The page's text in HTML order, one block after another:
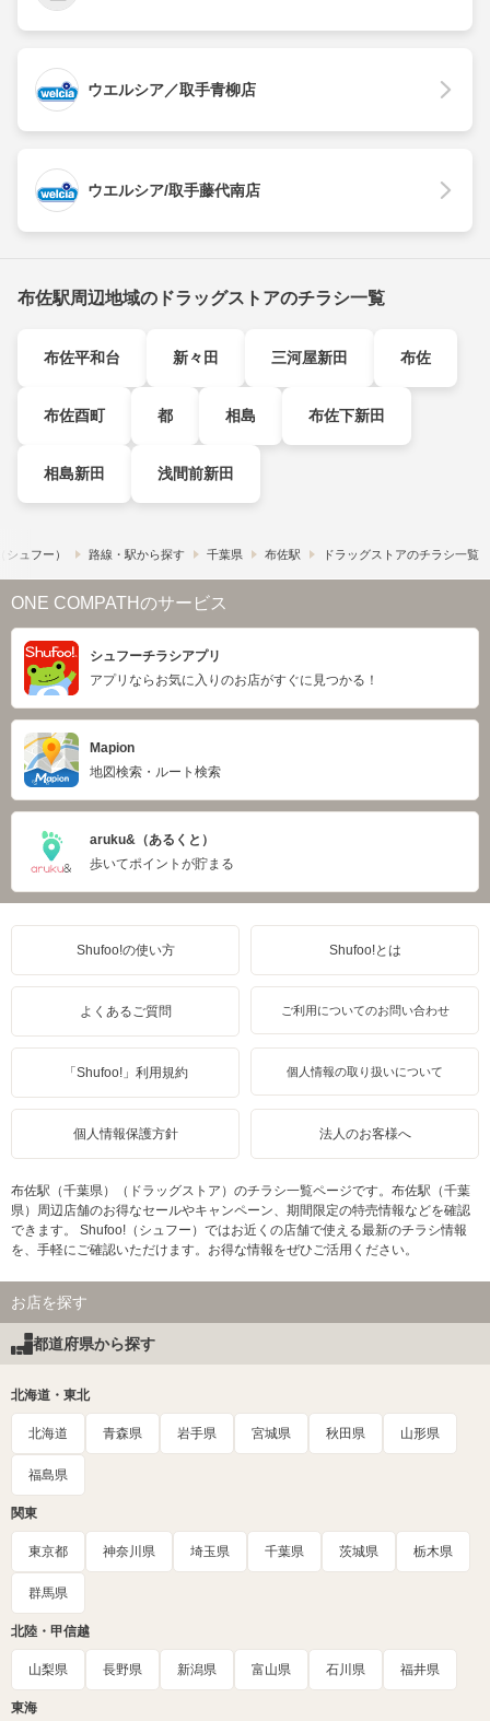
ウエルシア／取手青柳店
ウエルシア/取手藤代南店
布佐駅周辺地域のドラッグストアのチラシ一覧
布佐平和台 新々田 三河屋新田 布佐
布佐酉町 都 相島 布佐下新田
相島新田 浅間前新田
ュフー） 路線・駅から探す 千葉県 布佐駅 ドラッグストアのチラシ一覧
ONE COMPATHのサービス
シュフーチラシアプリ
アプリならお気に入りのお店がすぐに見つかる！
Mapion
地図検索・ルート検索
aruku&（あるくと）
歩いてポイントが貯まる
Shufoo!の使い方 Shufoo!とは
よくあるご質問 ご利用についてのお問い合わせ
「Shufoo!」利用規約 個人情報の取り扱いについて
個人情報保護方針 法人のお客様へ
布佐駅（千葉県）（ドラッグストア）のチラシ一覧ページです。布佐駅（千葉
県）周辺店舗のお得なセールやキャンペーン、期間限定の特売情報などを確認
できます。 Shufoo!（シュフー）ではお近くの店舗で使える最新のチラシ情報
を、手軽にご確認いただけます。お得な情報をぜひご活用ください。
お店を探す
都道府県から探す
北海道・東北
北海道 青森県 岩手県 宮城県 秋田県 山形県
福島県
関東
東京都 神奈川県 埼玉県 千葉県 茨城県 栃木県
群馬県
北陸・甲信越
山梨県 長野県 新潟県 富山県 石川県 福井県
東海